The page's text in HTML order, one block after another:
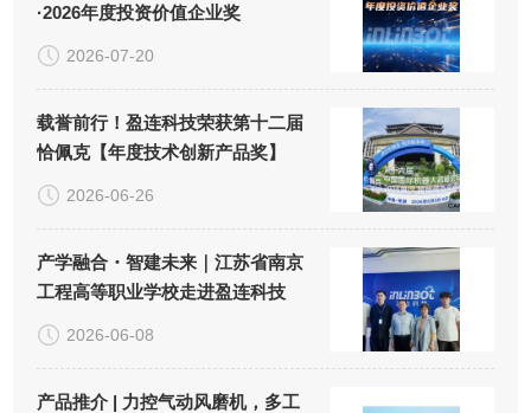
·2026年度投资价值企业奖
2026-07-20
载誉前行！盈连科技荣获第十二届
恰佩克【年度技术创新产品奖】
2026-06-26
产学融合・智建未来｜江苏省南京
工程高等职业学校走进盈连科技
2026-06-08
产品推介 | 力控气动风磨机，多工